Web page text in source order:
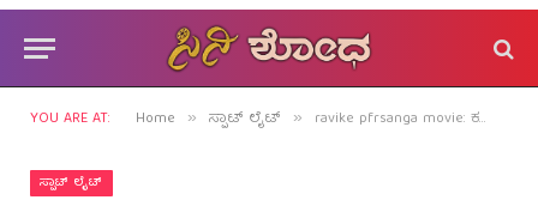
YOU ARE AT: Home » ಸ್ಪಾಟ್ ಲೈಟ್ » ravike pfrsanga movie: ಕರ್ನಾಟಕದ ತುಂಬೆಲ್ಲ ರವಿಕೆ ಪ್ರಸಂಗದ ಪ್ರಭೆ!
ಸ್ಪಾಟ್ ಲೈಟ್